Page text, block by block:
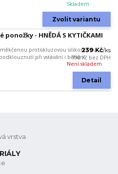
Skladem
Zvolit variantu
- HNĚDÁ S KYTIČKAMI
měkčenou protiskluzovou silikonovou
při vstávání i běhání.
239 Kč/ks
198 Kč bez DPH
Není skladem
Detail
vrstva